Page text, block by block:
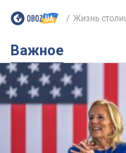
Супруга
назвала первый
сигнализировал о
Сначала врачи не
14,9 т.